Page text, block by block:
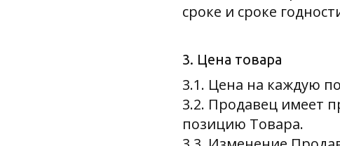
сроке и сроке
3. Цена товара
3.1. Цена на каждую
3.2. Продавец имеет
позицию Товара.